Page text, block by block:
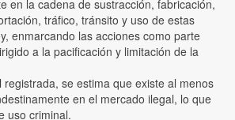
en la cadena de sustracción, fabricación,
tráfico, tránsito y uso de estas
enmarcando las acciones como parte
a la pacificación y limitación de la
registrada, se estima que existe al menos
en el mercado ilegal, lo que
uso criminal.